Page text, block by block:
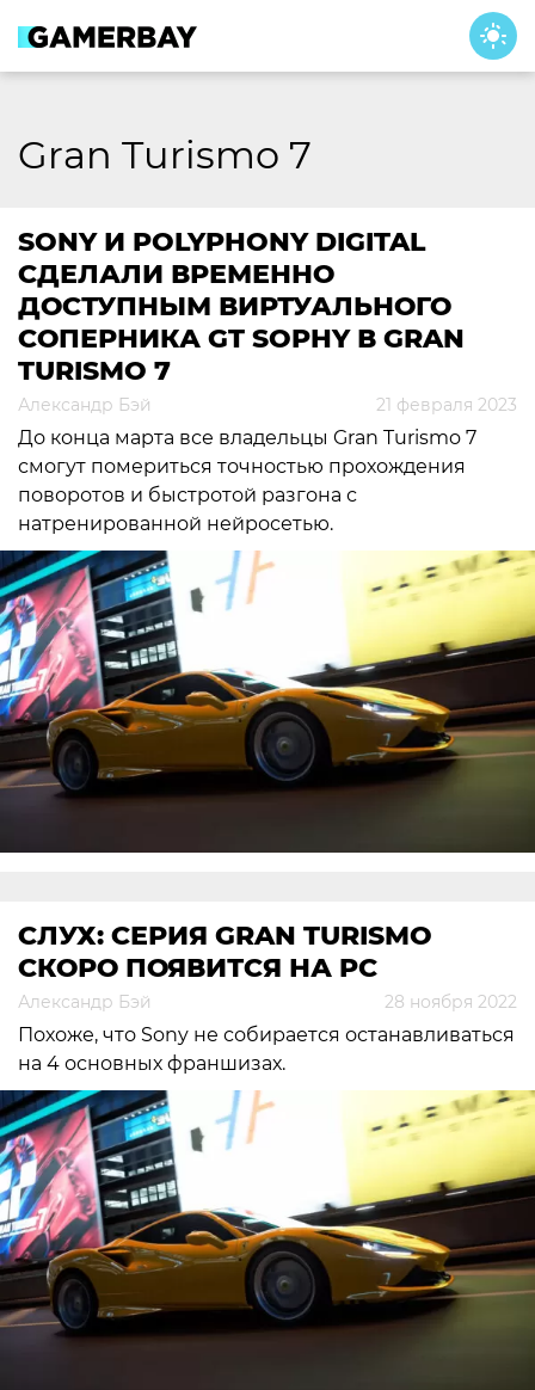
content
Gran Turismo 7
SONY И POLYPHONY DIGITAL
СДЕЛАЛИ ВРЕМЕННО
ДОСТУПНЫМ ВИРТУАЛЬНОГО
СОПЕРНИКА GT SOPHY В GRAN
TURISMO 7
Александр Бэй 21 февраля 2023
До конца марта все владельцы Gran Turismo 7
смогут помериться точностью прохождения
поворотов и быстротой разгона с
натренированной нейросетью.
СЛУХ: СЕРИЯ GRAN TURISMO
СКОРО ПОЯВИТСЯ НА PC
Александр Бэй 28 ноября 2022
Похоже, что Sony не собирается останавливаться
на 4 основных франшизах.